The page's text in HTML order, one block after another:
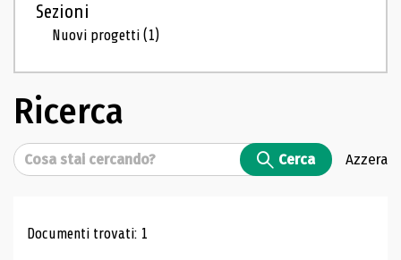
Sezioni
Nuovi progetti(1)
Ricerca
Cerca Cerca Azzera
Risultati di ricerca
Documenti trovati: 1